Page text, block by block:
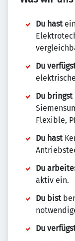
Du hast
Du
Du bringst
Flexible,
Du hast
Du
aktiv ein.
Du bist
Du